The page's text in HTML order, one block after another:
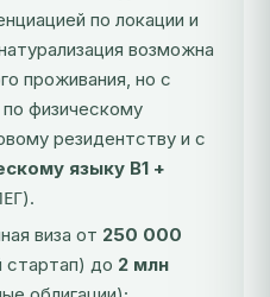
по локации и
возможна
проживания, но с
физическому
резидентству и с
языку B1 +
виза от 250 000
стартап) до 2 млн